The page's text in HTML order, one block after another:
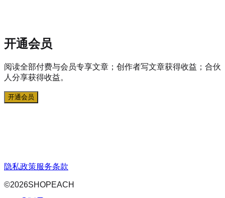
开通会员
阅读全部付费与会员专享文章；创作者写文章获得收益；合伙
人分享获得收益。
开通会员
隐私政策服务条款
©2026SHOPEACH